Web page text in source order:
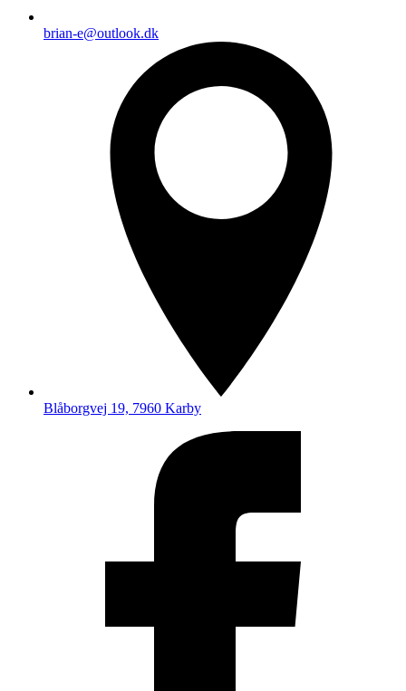
brian-e@outlook.dk
Blåborgvej 19, 7960 Karby